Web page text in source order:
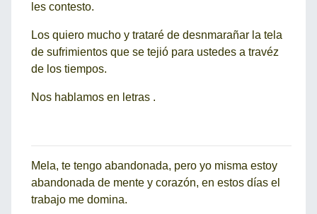
les contesto.
Los quiero mucho y trataré de desnmarañar la tela
de sufrimientos que se tejió para ustedes a travéz
de los tiempos.
Nos hablamos en letras .
Mela, te tengo abandonada, pero yo misma estoy
abandonada de mente y corazón, en estos días el
trabajo me domina.